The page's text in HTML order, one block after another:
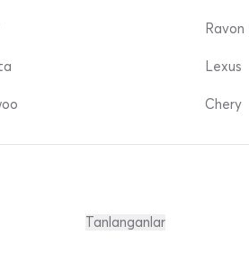
Ravon
Lexus
Chery
Tanlanganlar